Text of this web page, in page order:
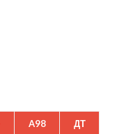
A98 ДТ